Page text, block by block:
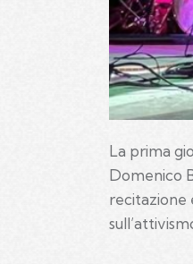
La prima
Domenico
recitazione